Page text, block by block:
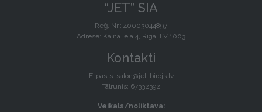
“JET” SIA
Reģ. Nr.: 40003044897
Adrese: Kalna iela 4, Rīga, LV 1003
Kontakti
E-pasts: salon@jet-birojs.lv
Tālrunis: 67332392
Veikals/noliktava: